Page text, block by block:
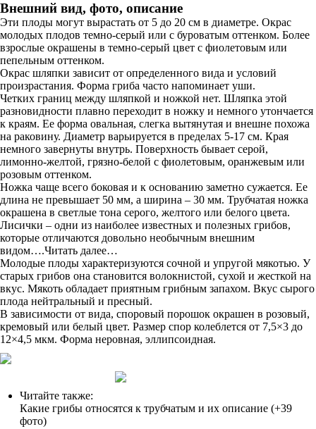
Внешний вид, фото, описание
Эти плоды могут вырастать от 5 до 20 см в диаметре. Окрас
молодых плодов темно-серый или с буроватым оттенком. Более
взрослые окрашены в темно-серый цвет с фиолетовым или
пепельным оттенком.
Окрас шляпки зависит от определенного вида и условий
произрастания. Форма гриба часто напоминает уши.
Четких границ между шляпкой и ножкой нет. Шляпка этой
разновидности плавно переходит в ножку и немного утончается
к краям. Ее форма овальная, слегка вытянутая и внешне похожа
на раковину. Диаметр варьируется в пределах 5-17 см. Края
немного завернуты внутрь. Поверхность бывает серой,
лимонно-желтой, грязно-белой с фиолетовым, оранжевым или
розовым оттенком.
Ножка чаще всего боковая и к основанию заметно сужается. Ее
длина не превышает 50 мм, а ширина – 30 мм. Трубчатая ножка
окрашена в светлые тона серого, желтого или белого цвета.
Лисички – одни из наиболее известных и полезных грибов,
которые отличаются довольно необычным внешним
видом….Читать далее…
Молодые плоды характеризуются сочной и упругой мякотью. У
старых грибов она становится волокнистой, сухой и жесткой на
вкус. Мякоть обладает приятным грибным запахом. Вкус сырого
плода нейтральный и пресный.
В зависимости от вида, споровый порошок окрашен в розовый,
кремовый или белый цвет. Размер спор колеблется от 7,5×3 до
12×4,5 мкм. Форма неровная, эллипсоидная.
Читайте также:
Какие грибы относятся к трубчатым и их описание (+39
фото)